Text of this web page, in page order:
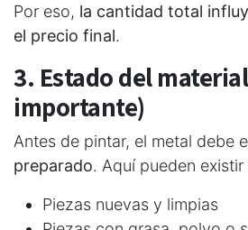
Por eso, la cantidad total
el precio final.
3. Estado del
importante)
Antes de pintar, el metal debe
preparado. Aquí pueden
Piezas nuevas y limpias